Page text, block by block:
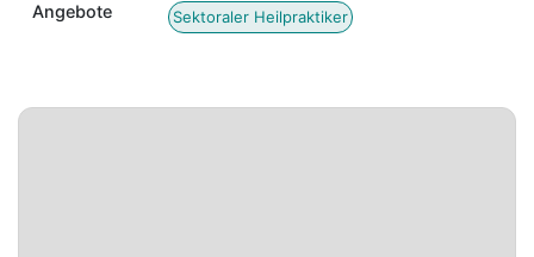
Angebote Sektoraler Heilpraktiker